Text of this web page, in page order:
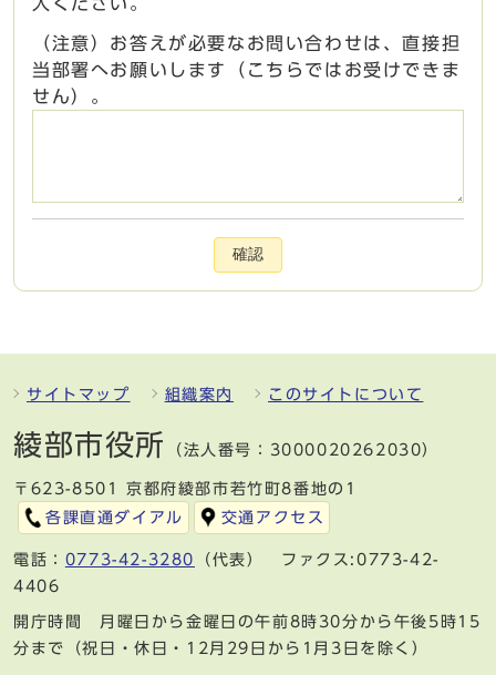
入ください。
（注意）お答えが必要なお問い合わせは、直接担
当部署へお願いします（こちらではお受けできま
せん）。
確認
サイトマップ 組織案内 このサイトについて
綾部市役所 （法人番号：3000020262030）
〒623-8501 京都府綾部市若竹町8番地の1
各課直通ダイアル
交通アクセス
電話： 0773-42-3280
（代表） ファクス:0773-42-
4406
開庁時間 月曜日から金曜日の午前8時30分から午後5時15
分まで（祝日・休日・12月29日から1月3日を除く）